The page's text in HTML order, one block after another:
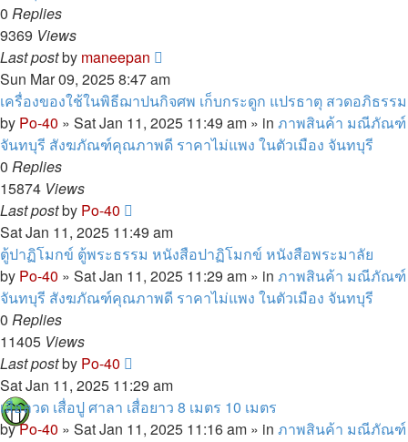
0 Replies
9369 Views
Last postby maneepan
Sun Mar 09, 2025 8:47 am
เครื่องของใช้ในพิธีฌาปนกิจศพ เก็บกระดูก แปรธาตุ สวดอภิธรรม
by Po-40 » Sat Jan 11, 2025 11:49 am » in ภาพสินค้า มณีภัณฑ์
จันทบุรี สังฆภัณฑ์คุณภาพดี ราคาไม่แพง ในตัวเมือง จันทบุรี
0 Replies
15874 Views
Last postby Po-40
Sat Jan 11, 2025 11:49 am
ตู้ปาฏิโมกข์ ตู้พระธรรม หนังสือปาฏิโมกข์ หนังสือพระมาลัย
by Po-40 » Sat Jan 11, 2025 11:29 am » in ภาพสินค้า มณีภัณฑ์
จันทบุรี สังฆภัณฑ์คุณภาพดี ราคาไม่แพง ในตัวเมือง จันทบุรี
0 Replies
11405 Views
Last postby Po-40
Sat Jan 11, 2025 11:29 am
เสื่อลวด เสื่อปู ศาลา เสื่อยาว 8 เมตร 10 เมตร
byPo-40 » Sat Jan 11, 2025 11:16 am » in ภาพสินค้า มณีภัณฑ์